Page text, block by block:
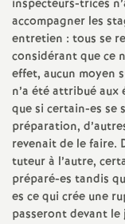
inspecteurs-trices
accompagner les
entretien : tous se
considérant que ce
effet, aucun moyen
n’a été attribué
que si certain-es se
préparation,
revenait de le faire.
tuteur à l’autre,
préparé-es tandis
es ce qui crée une
passeront devant